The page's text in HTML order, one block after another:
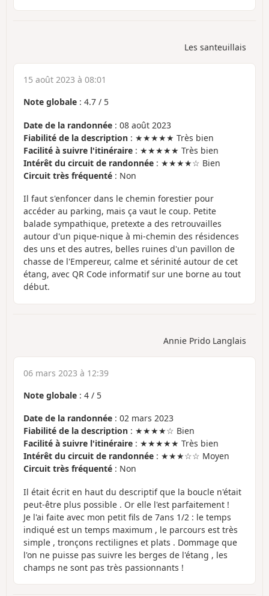
Les santeuillais
15 août 2023 à 08:01
Note globale : 4.7 / 5
Date de la randonnée : 08 août 2023
Fiabilité de la description : ★★★★★ Très bien
Facilité à suivre l'itinéraire : ★★★★★ Très bien
Intérêt du circuit de randonnée : ★★★★☆ Bien
Circuit très fréquenté : Non
Il faut s'enfoncer dans le chemin forestier pour
accéder au parking, mais ça vaut le coup. Petite
balade sympathique, pretexte a des retrouvailles
autour d'un pique-nique à mi-chemin des résidences
des uns et des autres, belles ruines d'un pavillon de
chasse de l'Empereur, calme et sérinité autour de cet
étang, avec QR Code informatif sur une borne au tout
début.
Annie Prido Langlais
06 mars 2023 à 12:39
Note globale : 4 / 5
Date de la randonnée : 02 mars 2023
Fiabilité de la description : ★★★★☆ Bien
Facilité à suivre l'itinéraire : ★★★★★ Très bien
Intérêt du circuit de randonnée : ★★★☆☆ Moyen
Circuit très fréquenté : Non
Il était écrit en haut du descriptif que la boucle n'était
peut-être plus possible . Or elle l'est parfaitement !
Je l'ai faite avec mon petit fils de 7ans 1/2 : le temps
indiqué est un temps maximum , le parcours est très
simple , tronçons rectilignes et plats . Dommage que
l'on ne puisse pas suivre les berges de l'étang , les
champs ne sont pas très passionnants !